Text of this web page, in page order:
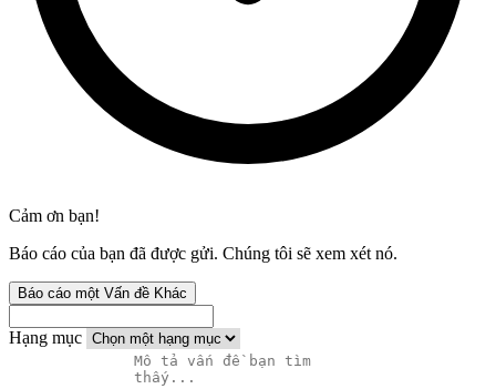
Cảm ơn bạn!
Báo cáo của bạn đã được gửi. Chúng tôi sẽ xem xét nó.
Báo cáo một Vấn đề Khác
Hạng mục